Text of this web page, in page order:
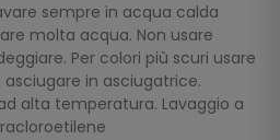
sempre in acqua calda
molta acqua. Non usare
Per colori più scuri usare
in asciugatrice.
alta temperatura. Lavaggio a